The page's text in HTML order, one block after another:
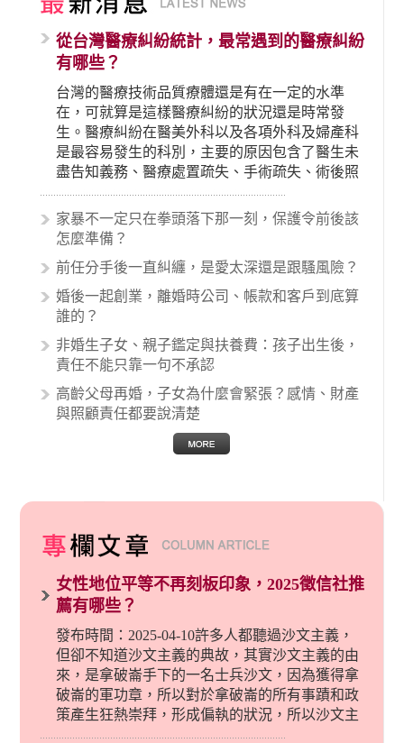
從台灣醫療糾紛統計，最常遇到的醫療糾紛
有哪些？
台灣的醫療技術品質療體還是有在一定的水準
在，可就算是這樣醫療糾紛的狀況還是時常發
生。醫療糾紛在醫美外科以及各項外科及婦產科
是最容易發生的科別，主要的原因包含了醫生未
盡告知義務、醫療處置疏失、手術疏失、術後照
顧失當、醫療費用的收取。雖然醫學進步，但醫
生與病患之間引起的糾紛還是經常發生。很多案
例中最後都走向訴訟流程，我們如果不幸遇到相
的內容其實非常多，有些案例…
家暴不一定只在拳頭落下那一刻，保護令前後該
怎麼準備？
前任分手後一直糾纏，是愛太深還是跟騷風險？
婚後一起創業，離婚時公司、帳款和客戶到底算
誰的？
非婚生子女、親子鑑定與扶養費：孩子出生後，
責任不能只靠一句不承認
高齡父母再婚，子女為什麼會緊張？感情、財產
與照顧責任都要說清楚
女性地位平等不再刻板印象，2025徵信社推
薦有哪些？
發布時間：2025-04-10許多人都聽過沙文主義，
但卻不知道沙文主義的典故，其實沙文主義的由
來，是拿破崙手下的一名士兵沙文，因為獲得拿
破崙的軍功章，所以對於拿破崙的所有事蹟和政
策產生狂熱崇拜，形成偏執的狀況，所以沙文主
義後來就被拿來暗指偏見和歧視，而且有沙文主